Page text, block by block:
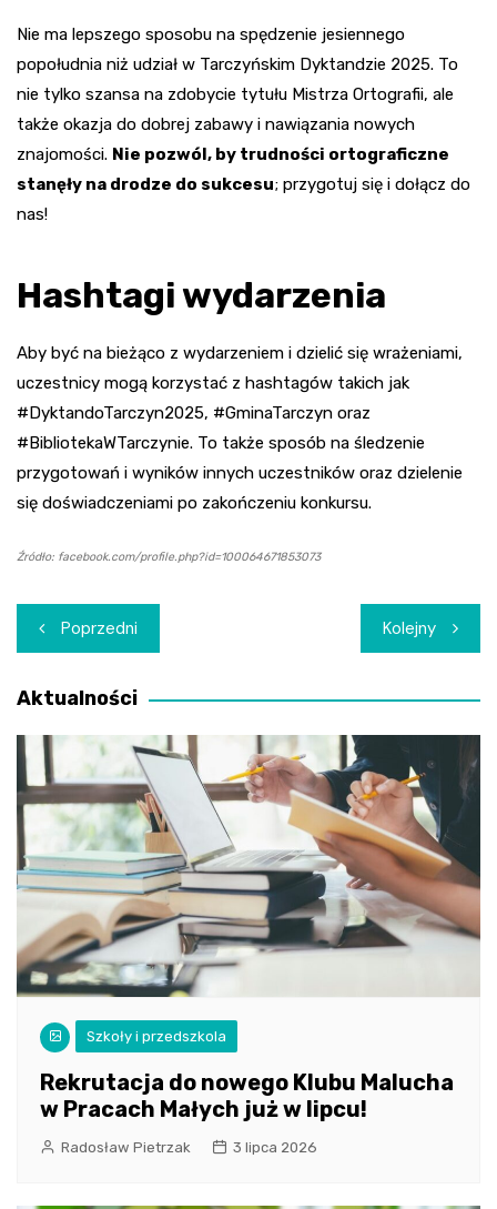
Nie ma lepszego sposobu na spędzenie jesiennego
popołudnia niż udział w Tarczyńskim Dyktandzie 2025. To
nie tylko szansa na zdobycie tytułu Mistrza Ortografii, ale
także okazja do dobrej zabawy i nawiązania nowych
znajomości. Nie pozwól, by trudności ortograficzne
stanęły na drodze do sukcesu; przygotuj się i dołącz do
nas!
Hashtagi wydarzenia
Aby być na bieżąco z wydarzeniem i dzielić się wrażeniami,
uczestnicy mogą korzystać z hashtagów takich jak
#DyktandoTarczyn2025, #GminaTarczyn oraz
#BibliotekaWTarczynie. To także sposób na śledzenie
przygotowań i wyników innych uczestników oraz dzielenie
się doświadczeniami po zakończeniu konkursu.
Źródło: facebook.com/profile.php?id=100064671853073
Nawigacja
wpisu
Poprzedni Kolejny
Aktualności
Szkoły i przedszkola
Rekrutacja do nowego Klubu Malucha
w Pracach Małych już w lipcu!
Radosław Pietrzak 3 lipca 2026